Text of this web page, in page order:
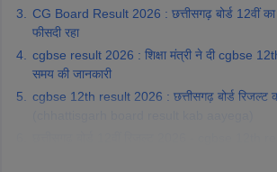
CG Board Result 2026 : छत्तीसगढ़ बोर्ड 12वीं
फीसदी रहा
cgbse result 2026 : शिक्षा मंत्री ने दी cgbse
समय की जानकारी
cgbse 12th result 2026 : छत्तीसगढ़ बोर्ड रिजल्ट